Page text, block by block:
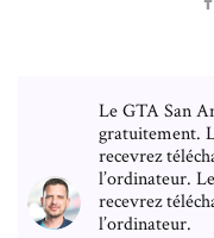
Le GTA San
gratuitement.
recevrez
l’ordinateur.
recevrez
l’ordinateur.